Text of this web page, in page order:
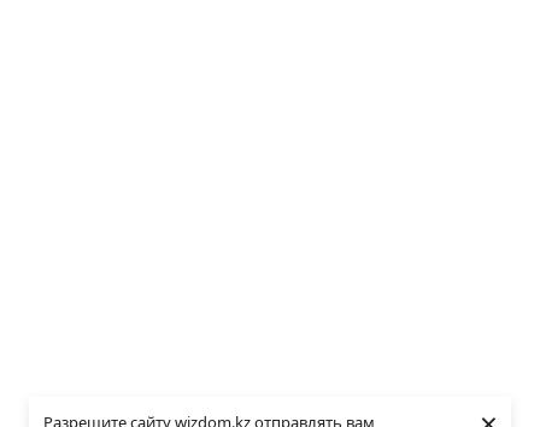
Разрешите сайту wizdom.kz отправлять вам